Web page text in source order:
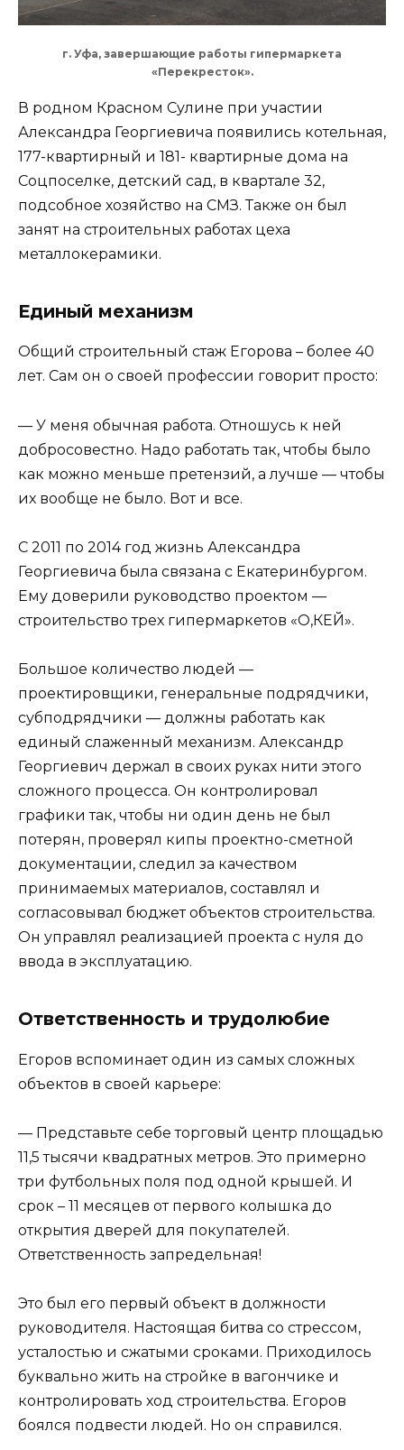
г. Уфа, завершающие работы гипермаркета
«Перекресток».
В родном Красном Сулине при участии
Александра Георгиевича появились котельная,
177-квартирный и 181- квартирные дома на
Соцпоселке, детский сад, в квартале 32,
подсобное хозяйство на СМЗ. Также он был
занят на строительных работах цеха
металлокерамики.
Единый механизм
Общий строительный стаж Егорова – более 40
лет. Сам он о своей профессии говорит просто:
— У меня обычная работа. Отношусь к ней
добросовестно. Надо работать так, чтобы было
как можно меньше претензий, а лучше — чтобы
их вообще не было. Вот и все.
С 2011 по 2014 год жизнь Александра
Георгиевича была связана с Екатеринбургом.
Ему доверили руководство проектом —
строительство трех гипермаркетов «О,КЕЙ».
Большое количество людей —
проектировщики, генеральные подрядчики,
субподрядчики — должны работать как
единый слаженный механизм. Александр
Георгиевич держал в своих руках нити этого
сложного процесса. Он контролировал
графики так, чтобы ни один день не был
потерян, проверял кипы проектно-сметной
документации, следил за качеством
принимаемых материалов, составлял и
согласовывал бюджет объектов строительства.
Он управлял реализацией проекта с нуля до
ввода в эксплуатацию.
Ответственность и трудолюбие
Егоров вспоминает один из самых сложных
объектов в своей карьере:
— Представьте себе торговый центр площадью
11,5 тысячи квадратных метров. Это примерно
три футбольных поля под одной крышей. И
срок – 11 месяцев от первого колышка до
открытия дверей для покупателей.
Ответственность запредельная!
Это был его первый объект в должности
руководителя. Настоящая битва со стрессом,
усталостью и сжатыми сроками. Приходилось
буквально жить на стройке в вагончике и
контролировать ход строительства. Егоров
боялся подвести людей. Но он справился.